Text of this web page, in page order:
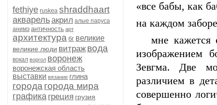
fethiye ruskea shraddhaart
акварельакрил алые паруса
анимэ античность арт
архитектура бг великие
великие люди витраж вода
вокал воргол воронеж
воронежская область
выставки вязание глина
города города мира
графика греция грузия
«все бабы, как
на каждом
мне кажется
изображением
Зевгма. Две
различием в
совершенно